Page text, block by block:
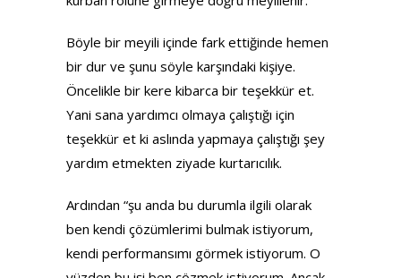
Böyle bir meyili içinde fark ettiğinde hemen
bir dur ve şunu söyle karşındaki kişiye.
Öncelikle bir kere kibarca bir teşekkür et.
Yani sana yardımcı olmaya çalıştığı için
teşekkür et ki aslında yapmaya çalıştığı şey
yardım etmekten ziyade kurtarıcılık.
Ardından “şu anda bu durumla ilgili olarak
ben kendi çözümlerimi bulmak istiyorum,
kendi performansımı görmek istiyorum. O